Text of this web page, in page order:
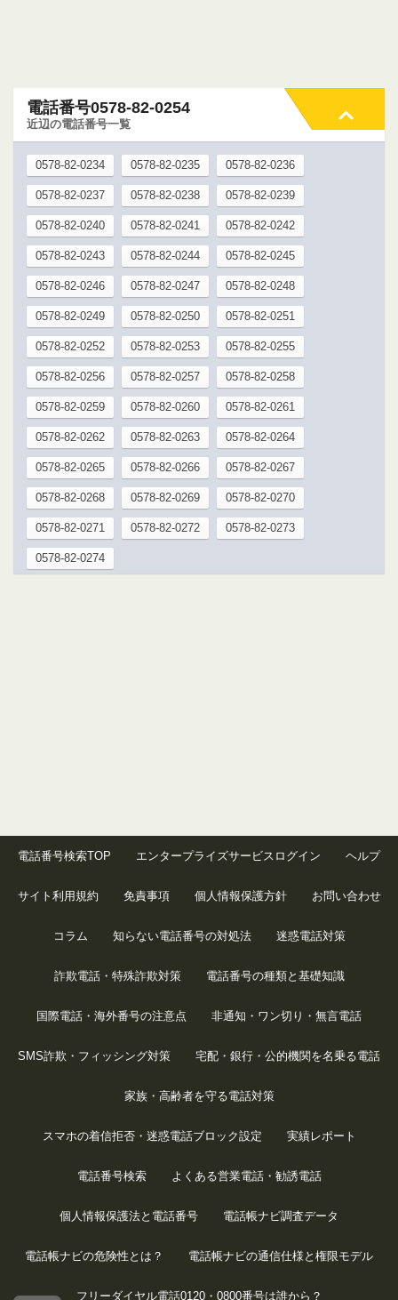
電話番号0578-82-0254
近辺の電話番号一覧
0578-82-0234 0578-82-0235 0578-82-0236
0578-82-0237 0578-82-0238 0578-82-0239
0578-82-0240 0578-82-0241 0578-82-0242
0578-82-0243 0578-82-0244 0578-82-0245
0578-82-0246 0578-82-0247 0578-82-0248
0578-82-0249 0578-82-0250 0578-82-0251
0578-82-0252 0578-82-0253 0578-82-0255
0578-82-0256 0578-82-0257 0578-82-0258
0578-82-0259 0578-82-0260 0578-82-0261
0578-82-0262 0578-82-0263 0578-82-0264
0578-82-0265 0578-82-0266 0578-82-0267
0578-82-0268 0578-82-0269 0578-82-0270
0578-82-0271 0578-82-0272 0578-82-0273
0578-82-0274
電話番号検索TOP エンタープライズサービスログイン ヘルプ
サイト利用規約 免責事項 個人情報保護方針 お問い合わせ
コラム 知らない電話番号の対処法 迷惑電話対策
詐欺電話・特殊詐欺対策 電話番号の種類と基礎知識
国際電話・海外番号の注意点 非通知・ワン切り・無言電話
SMS詐欺・フィッシング対策 宅配・銀行・公的機関を名乗る電話
家族・高齢者を守る電話対策
スマホの着信拒否・迷惑電話ブロック設定 実績レポート
電話番号検索 よくある営業電話・勧誘電話
個人情報保護法と電話番号 電話帳ナビ調査データ
電話帳ナビの危険性とは？ 電話帳ナビの通信仕様と権限モデル
フリーダイヤル電話0120・0800番号は誰から？